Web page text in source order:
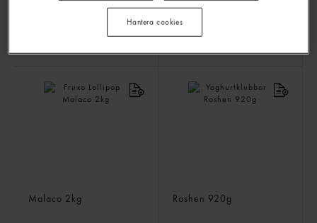
Malaco 2kg Roshen 920g
Hantera cookies